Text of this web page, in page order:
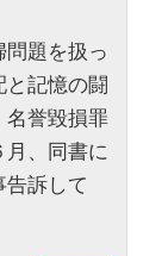
題を扱っ
記憶の闘
名誉毀損罪
月、同書に
告訴して